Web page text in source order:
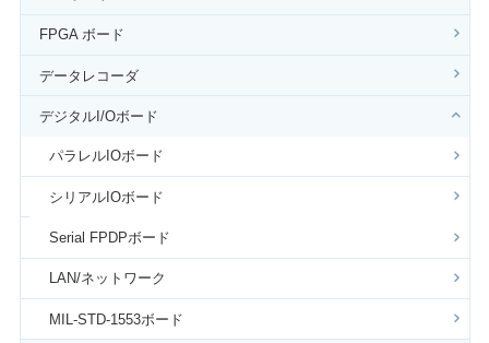
FPGA ボード
データレコーダ
デジタルI/Oボード
パラレルIOボード
シリアルIOボード
Serial FPDPボード
LAN/ネットワーク
MIL-STD-1553ボード